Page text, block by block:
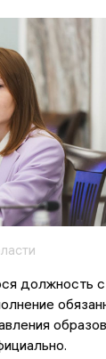
должность